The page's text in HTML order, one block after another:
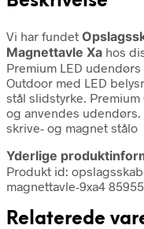
Vi har fundet
Magnettavle Xa hos
Premium LED
Outdoor med LED
stål slidstyrke.
og anvendes
skrive- og magnet stålo
Yderlige
Produkt id:
magnettavle-9xa4
Relaterede